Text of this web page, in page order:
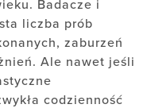
Badacze i
liczba prób
zaburzeń
Ale nawet jeśli
codzienność